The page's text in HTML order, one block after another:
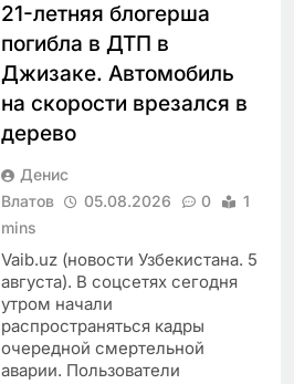
21-летняя блогерша
погибла в ДТП в
Джизаке. Автомобиль
на скорости врезался в
дерево
Денис
Влатов
05.08.2026 0
1
mins
Vaib.uz (новости Узбекистана. 5
августа). В соцсетях сегодня
утром начали
распространяться кадры
очередной смертельной
аварии. Пользователи